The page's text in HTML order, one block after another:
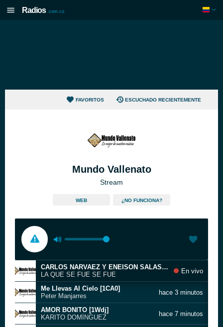
Radios .com.co
FAVORITOS ESCUCHADO RECIENTEMENTE
Mundo Vallenato
Stream
WEB ¿NO FUNCIONA?
CARLOS NARVAEZ Y ENEISON SALAS - AUTOR DARIO LOPEZ ECKER [1TZq]
LA QUE SE FUE SE FUE
En vivo
Me Llevas Al Cielo [1CA0]
Peter Manjarres
hace 3 minutos
AMOR BONITO [1Wdj]
KARITO DOMÍNGUEZ
hace 7 minutos